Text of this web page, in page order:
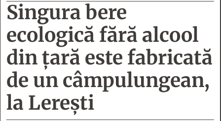
Singura bere
ecologică fără alcool
din ţară este fabricată
de un câmpulungean,
la Lereşti